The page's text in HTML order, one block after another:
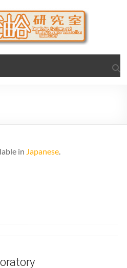
谷研究室
研究科 学際情報学専攻 / 大阪府
科(大学院 理学系研究科 情報数理
in Japanese.